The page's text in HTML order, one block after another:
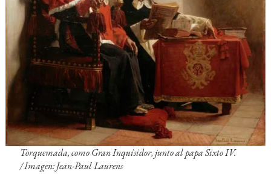
Torquemada, como Gran Inquisidor, junto al papa Sixto IV.
/Imagen: Jean-Paul Laurens